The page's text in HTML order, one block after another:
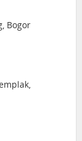
Bogor